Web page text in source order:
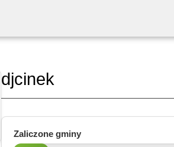
djcinek
Zaliczone gminy